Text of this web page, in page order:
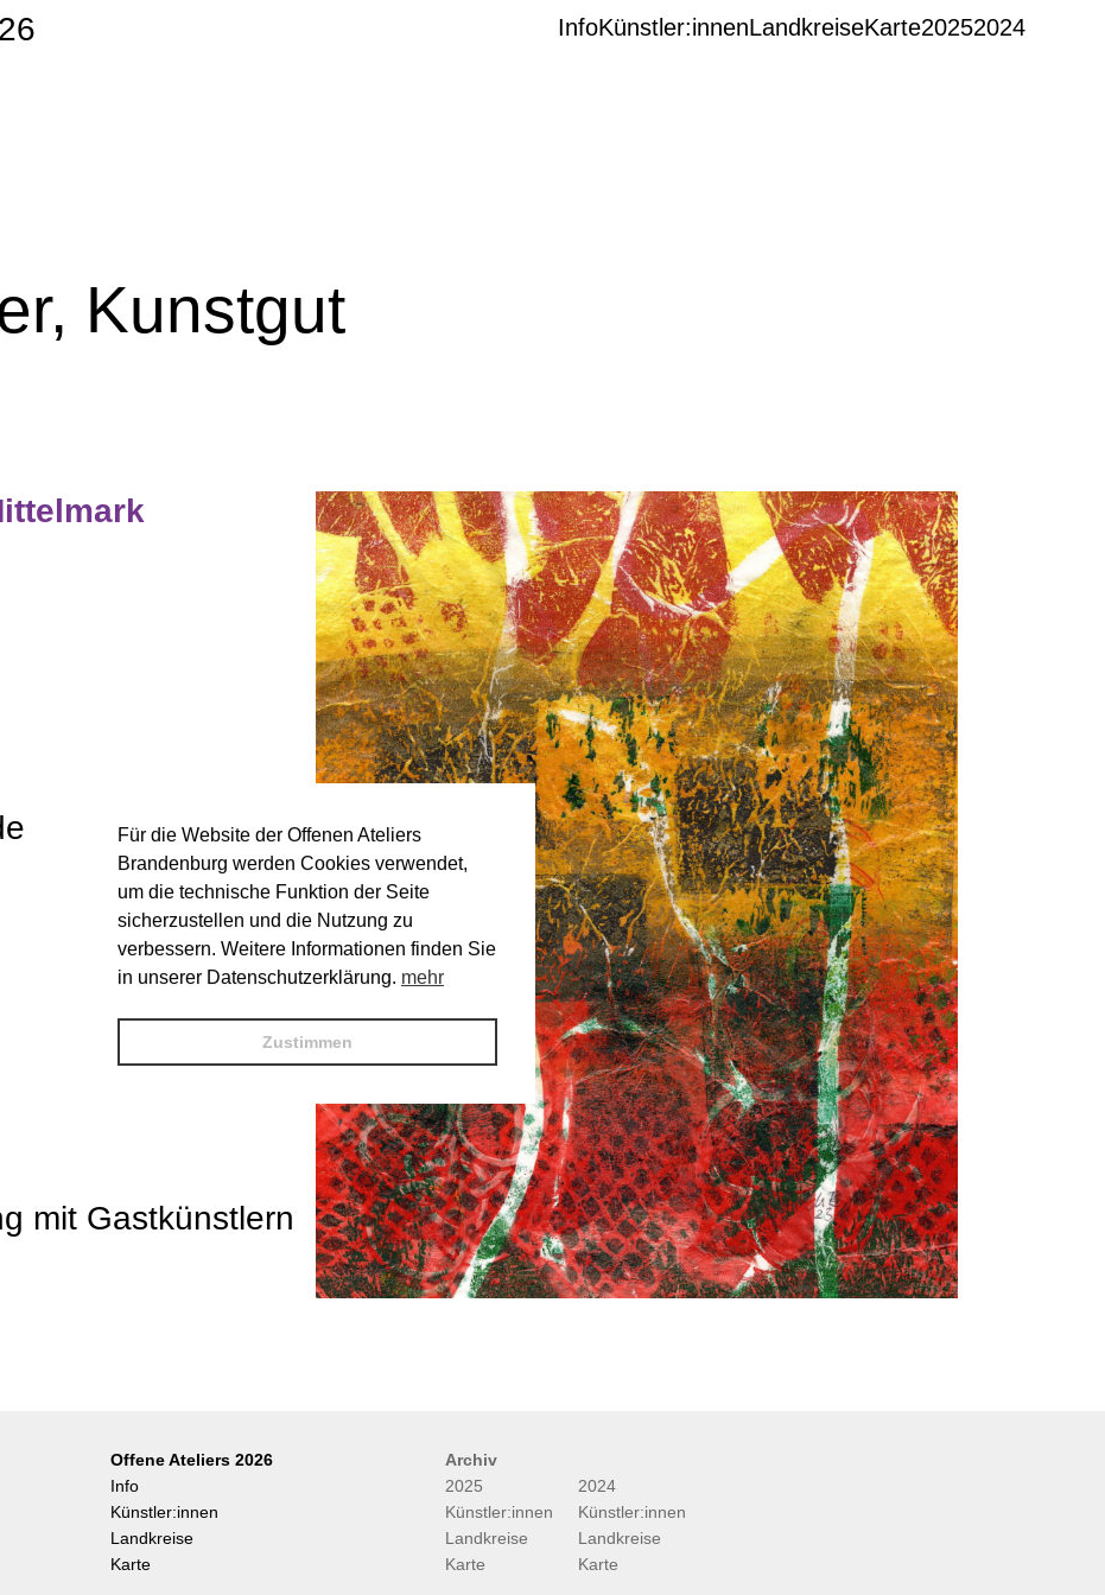
InfoKünstler:innenLandkreiseKarte20252024
Kunstgut
mit Gastkünstlern
Offene Ateliers 2026
Info
Künstler:innen
Landkreise
Karte
Archiv
2025
Künstler:innen
Landkreise
Karte
2024
Künstler:innen
Landkreise
Karte
Für die Website der Offenen Ateliers
Brandenburg werden Cookies verwendet,
um die technische Funktion der Seite
sicherzustellen und die Nutzung zu
verbessern. Weitere Informationen finden Sie
in unserer Datenschutzerklärung. mehr
Zustimmen